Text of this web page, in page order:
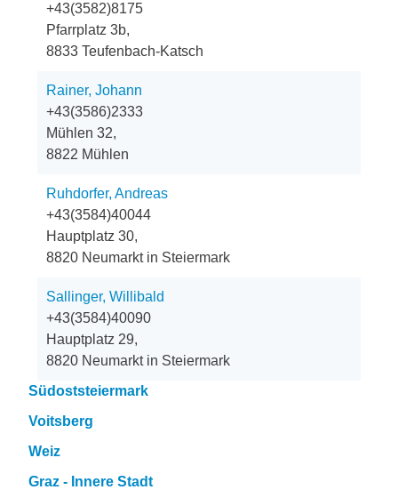
+43(3582)8175
Pfarrplatz 3b,
8833 Teufenbach-Katsch
Rainer, Johann
+43(3586)2333
Mühlen 32,
8822 Mühlen
Ruhdorfer, Andreas
+43(3584)40044
Hauptplatz 30,
8820 Neumarkt in Steiermark
Sallinger, Willibald
+43(3584)40090
Hauptplatz 29,
8820 Neumarkt in Steiermark
Südoststeiermark
Voitsberg
Weiz
Graz - Innere Stadt